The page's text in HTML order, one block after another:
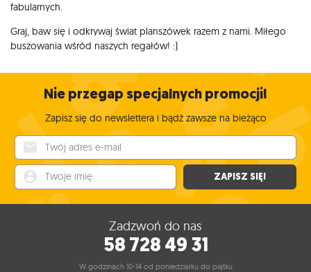
fabularnych.
Graj, baw się i odkrywaj świat planszówek razem z nami. Miłego
buszowania wśród naszych regałów! :)
Nie przegap specjalnych promocji!
Zapisz się do newslettera i bądź zawsze na bieżąco
ZAPISZ SIĘ!
Zadzwoń do nas
58 728 49 31
W godzinach 10-14 od poniedziałku do piątku